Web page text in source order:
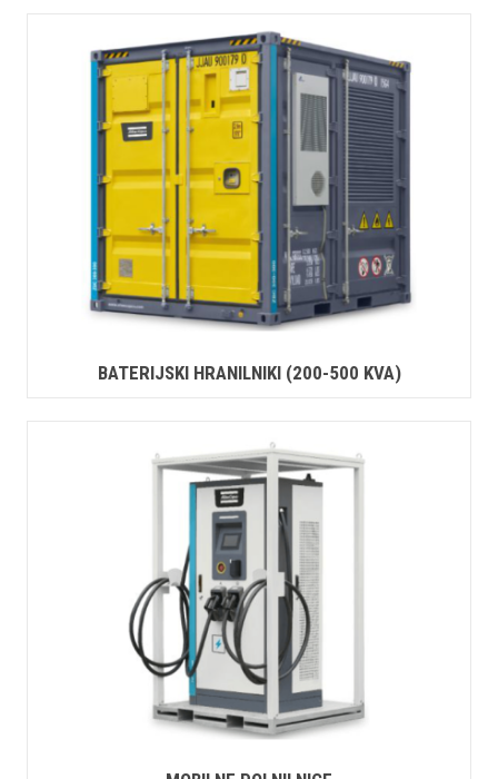
BATERIJSKI HRANILNIKI (200-500 KVA)